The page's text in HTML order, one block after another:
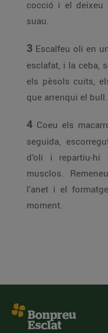
cocció i el deixeu
suau.
3 Escalfeu oli en
esclafat, i la ceba,
els pèsols cuits,
que arrenqui el bull.
4 Coeu els
seguida,
d’oli i repartiu-
musclos.
l’anet i el
moment.